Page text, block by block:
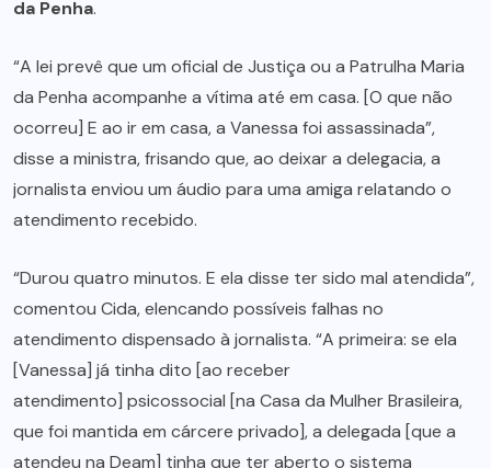
da Penha.
“A lei prevê que um oficial de Justiça ou a Patrulha Maria
da Penha acompanhe a vítima até em casa. [O que não
ocorreu] E ao ir em casa, a Vanessa foi assassinada”,
disse a ministra, frisando que, ao deixar a delegacia, a
jornalista enviou um áudio para uma amiga relatando o
atendimento recebido.
“Durou quatro minutos. E ela disse ter sido mal atendida”,
comentou Cida, elencando possíveis falhas no
atendimento dispensado à jornalista. “A primeira: se ela
[Vanessa] já tinha dito [ao receber
atendimento] psicossocial [na Casa da Mulher Brasileira,
que foi mantida em cárcere privado], a delegada [que a
atendeu na Deam] tinha que ter aberto o sistema